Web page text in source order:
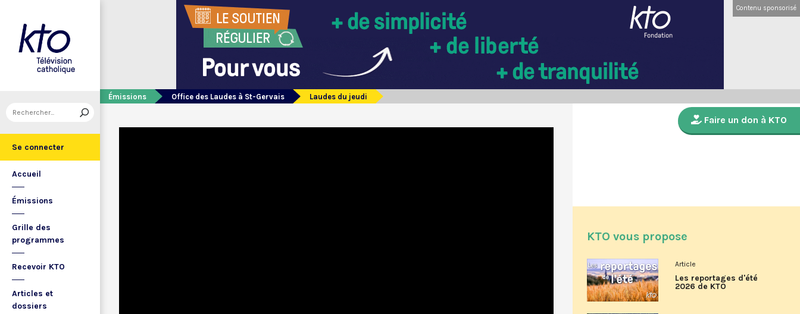
Se connecter
Accueil
Émissions
Grille des
programmes
Recevoir KTO
Articles et
dossiers
Contenu sponsorisé
Émissions Office des Laudes à St-Gervais Laudes du jeudi
Faire un don à KTO
KTO vous propose
Article
Les reportages d'été
2026 de KTO